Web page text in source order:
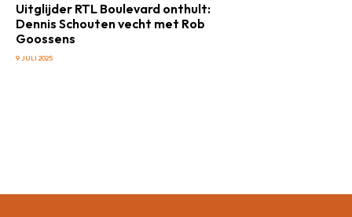
Uitglijder RTL Boulevard onthult:
Dennis Schouten vecht met Rob
Goossens
9 JULI 2025